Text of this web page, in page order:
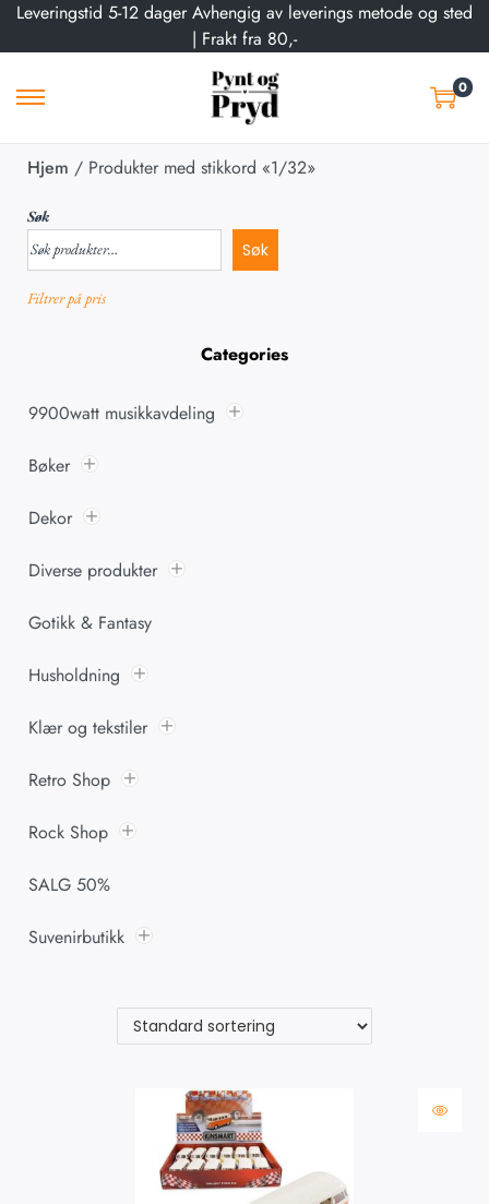
Leveringstid 5-12 dager Avhengig av leverings metode og sted
| Frakt fra 80,-
0
Hjem / Produkter med stikkord «1/32»
Søk
Søk
Filtrer på pris
Categories
9900watt musikkavdeling
Bøker
Dekor
Diverse produkter
Gotikk & Fantasy
Husholdning
Klær og tekstiler
Retro Shop
Rock Shop
SALG 50%
Suvenirbutikk